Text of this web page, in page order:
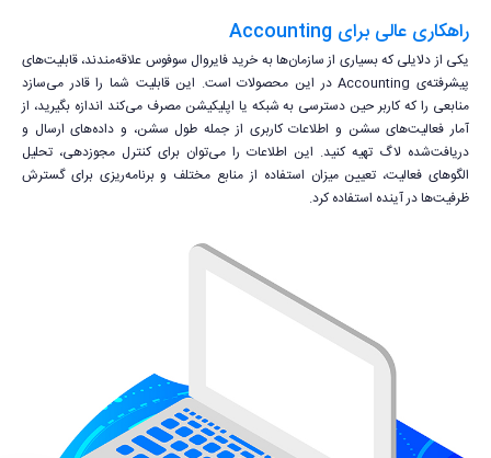
راهکاری عالی برای Accounting
یکی از دلایلی که بسیاری از سازمان‌ها به خرید فایروال سوفوس علاقه‌مندند، قابلیت‌های
پیشرفته‌ی Accounting در این محصولات است. این قابلیت شما را قادر می‌سازد
منابعی را که کاربر حین دسترسی به شبکه یا اپلیکیشن مصرف می‌کند اندازه بگیرید، از
آمار فعالیت‌های سشن و اطلاعات کاربری از جمله طول سشن، و داده‌های ارسال و
دریافت‌شده لاگ تهیه کنید. این اطلاعات را می‌توان برای کنترل مجوزدهی، تحلیل
الگوهای فعالیت، تعیین میزان استفاده از منابع مختلف و برنامه‌ریزی برای گسترش
ظرفیت‌ها در آینده استفاده کرد.